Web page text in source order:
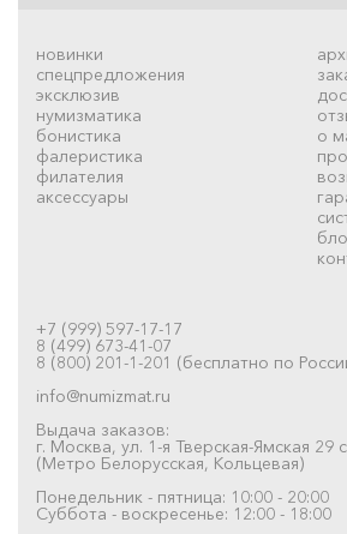
новинки
спецпредложения
эксклюзив
нумизматика
бонистика
фалеристика
филателия
аксессуары
о
+7 (999) 597-17-17
8 (499) 673-41-07
8 (800) 201-1-201 (бесплатно по
info@numizmat.ru
Выдача заказов:
г. Москва, ул. 1-я Тверская-Ямская 29
(Метро Белорусская, Кольцевая)
Понедельник - пятница: 10:00 - 20:00
Суббота - воскресенье: 12:00 - 18:00